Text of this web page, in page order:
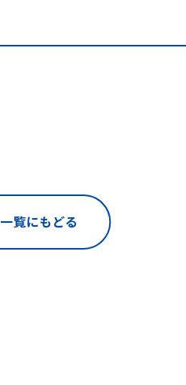
一覧にもどる